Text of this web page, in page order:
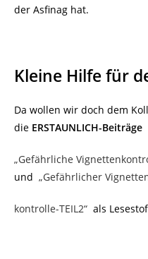
der Asfinag hat.
Kleine Hilfe für
Da wollen wir doch dem
die ERSTAUNLICH-Beiträge
„Gefährliche
und „Gefährlicher
kontrolle-TEIL2“ als